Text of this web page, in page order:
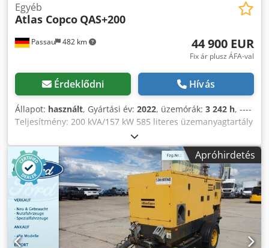
Passau 482 km
Egyéb
Atlas Copco QAS+200
44 900 EUR
Fix ár plusz ÁFA-val
Érdeklődni Hívás
Állapot: használt, Gyártási év: 2022, üzemórák: 3 242 h, ----
Teljesítmény: 200 kVA/157 kW 585 literes üzemanyagtartály
3242 üzemóra, gyártási év: 2022/12 Aljzatok: 125-63-32-16A
+ DS Típus B-ű szivárgásáram-védőkapcsoló Csdpfx
Anezrkuaszjha
Apróhirdetés